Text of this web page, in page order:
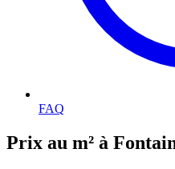
FAQ
Prix au m² à